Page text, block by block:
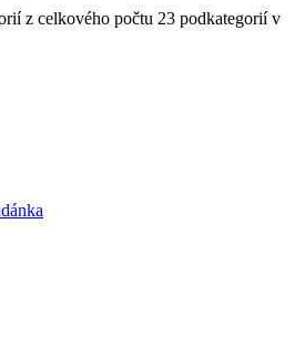
z celkového počtu 23 podkategorií v